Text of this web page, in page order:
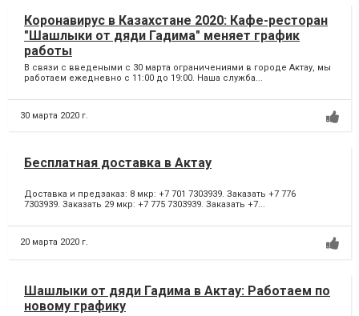
Коронавирус в Казахстане 2020: Кафе-ресторан
"Шашлыки от дяди Гадима" меняет график
работы
В связи с введеными с 30 марта ограничениями в городе Актау, мы
работаем ежедневно с 11:00 до 19:00. Наша служба...
30 марта 2020 г.
Бесплатная доставка в Актау
Доставка и предзаказ: 8 мкр: +7 701 7303939. Заказать +7 776
7303939. Заказать 29 мкр: +7 775 7303939. Заказать +7...
20 марта 2020 г.
Шашлыки от дяди Гадима в Актау: Работаем по
новому графику